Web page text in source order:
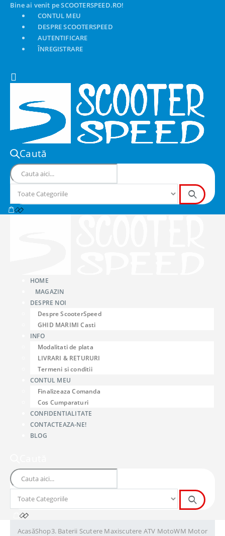
Bine ai venit pe SCOOTERSPEED.RO!
CONTUL MEU
DESPRE SCOOTERSPEED
AUTENTIFICARE
ÎNREGISTRARE
Caută
HOME
MAGAZIN
DESPRE NOI
Despre ScooterSpeed
GHID MARIMI Casti
INFO
Modalitati de plata
LIVRARI & RETURURI
Termeni si conditii
CONTUL MEU
Finalizeaza Comanda
Cos Cumparaturi
CONFIDENTIALITATE
CONTACTEAZA-NE!
BLOG
AcasăShop3. Baterii Scutere Maxiscutere ATV MotoWM Motor